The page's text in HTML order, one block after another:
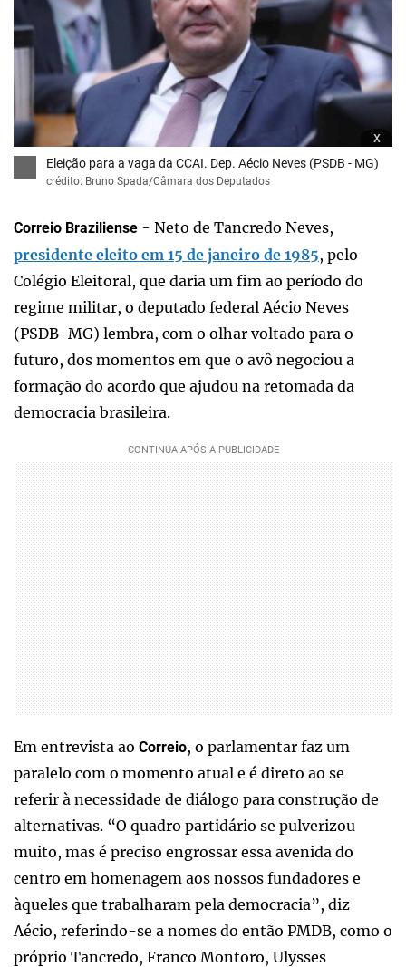
x
Eleição para a vaga da CCAI. Dep. Aécio Neves (PSDB - MG)
crédito: Bruno Spada/Câmara dos Deputados
Correio Braziliense - Neto de Tancredo Neves,
presidente eleito em 15 de janeiro de 1985, pelo
Colégio Eleitoral, que daria um fim ao período do
regime militar, o deputado federal Aécio Neves
(PSDB-MG) lembra, com o olhar voltado para o
futuro, dos momentos em que o avô negociou a
formação do acordo que ajudou na retomada da
democracia brasileira.
Em entrevista ao Correio, o parlamentar faz um
paralelo com o momento atual e é direto ao se
referir à necessidade de diálogo para construção de
alternativas. “O quadro partidário se pulverizou
muito, mas é preciso engrossar essa avenida do
centro em homenagem aos nossos fundadores e
àqueles que trabalharam pela democracia”, diz
Aécio, referindo-se a nomes do então PMDB, como o
próprio Tancredo, Franco Montoro, Ulysses